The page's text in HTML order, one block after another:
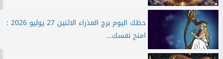
حظك اليوم برج العذراء الاثنين 27 يوليو 2026 :
امنح نفسك...